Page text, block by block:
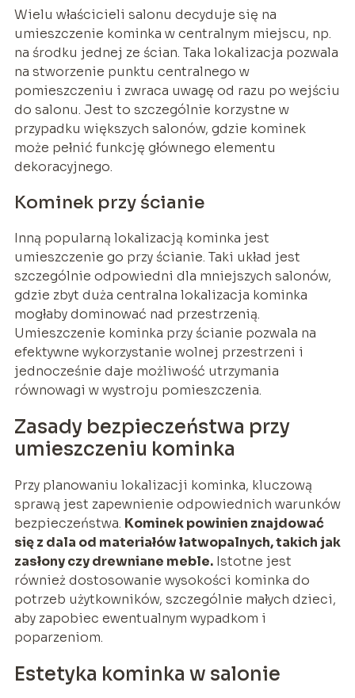
Wielu właścicieli salonu decyduje się na
umieszczenie kominka w centralnym miejscu, np.
na środku jednej ze ścian. Taka lokalizacja pozwala
na stworzenie punktu centralnego w
pomieszczeniu i zwraca uwagę od razu po wejściu
do salonu. Jest to szczególnie korzystne w
przypadku większych salonów, gdzie kominek
może pełnić funkcję głównego elementu
dekoracyjnego.
Kominek przy ścianie
Inną popularną lokalizacją kominka jest
umieszczenie go przy ścianie. Taki układ jest
szczególnie odpowiedni dla mniejszych salonów,
gdzie zbyt duża centralna lokalizacja kominka
mogłaby dominować nad przestrzenią.
Umieszczenie kominka przy ścianie pozwala na
efektywne wykorzystanie wolnej przestrzeni i
jednocześnie daje możliwość utrzymania
równowagi w wystroju pomieszczenia.
Zasady bezpieczeństwa przy
umieszczeniu kominka
Przy planowaniu lokalizacji kominka, kluczową
sprawą jest zapewnienie odpowiednich warunków
bezpieczeństwa. Kominek powinien znajdować
się z dala od materiałów łatwopalnych, takich jak
zasłony czy drewniane meble.Istotne jest
również dostosowanie wysokości kominka do
potrzeb użytkowników, szczególnie małych dzieci,
aby zapobiec ewentualnym wypadkom i
poparzeniom.
Estetyka kominka w salonie